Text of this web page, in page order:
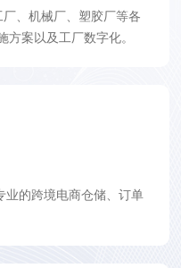
、机械厂、塑胶厂等各
方案以及工厂数字化。
业的跨境电商仓储、订单